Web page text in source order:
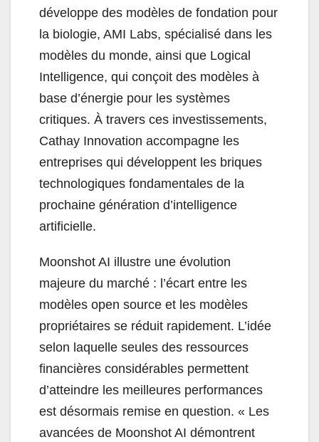
développe des modèles de fondation pour
la biologie, AMI Labs, spécialisé dans les
modèles du monde, ainsi que Logical
Intelligence, qui conçoit des modèles à
base d’énergie pour les systèmes
critiques. À travers ces investissements,
Cathay Innovation accompagne les
entreprises qui développent les briques
technologiques fondamentales de la
prochaine génération d’intelligence
artificielle.
Moonshot AI illustre une évolution
majeure du marché : l’écart entre les
modèles open source et les modèles
propriétaires se réduit rapidement. L’idée
selon laquelle seules des ressources
financières considérables permettent
d’atteindre les meilleures performances
est désormais remise en question. « Les
avancées de Moonshot AI démontrent